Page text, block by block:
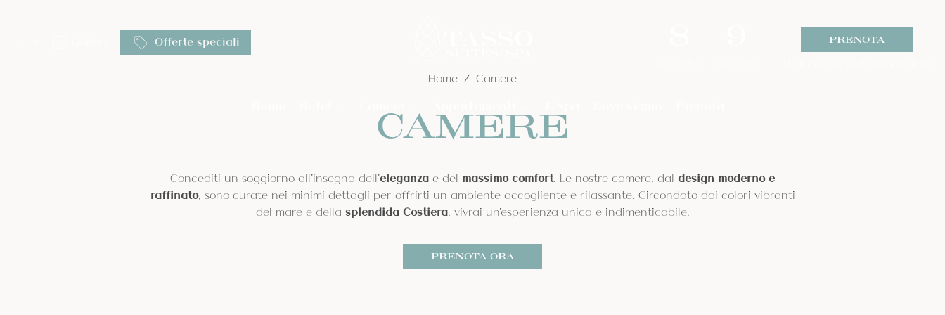
Home
Hotel
Camere
Standard
Offerte speciali
PRENOTA
Superior
Deluxe
Quadrilocale
Home Camere
CAMERE
Concediti un soggiorno all’insegna dell’eleganza e del massimo comfort. Le nostre camere, dal design moderno e
raffinato, sono curate nei minimi dettagli per offrirti un ambiente accogliente e rilassante. Circondato dai colori vibranti
del mare e della splendida Costiera, vivrai un’esperienza unica e indimenticabile.
PRENOTA ORA